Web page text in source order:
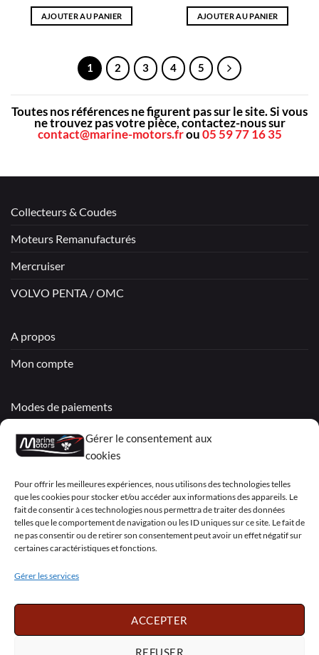
Gérer le consentement aux
cookies
Pour offrir les meilleures expériences, nous utilisons des technologies telles
que les cookies pour stocker et/ou accéder aux informations des appareils. Le
fait de consentir à ces technologies nous permettra de traiter des données
telles que le comportement de navigation ou les ID uniques sur ce site. Le fait de
ne pas consentir ou de retirer son consentement peut avoir un effet négatif sur
certaines caractéristiques et fonctions.
Gérer les services
ACCEPTER
REFUSER
AJOUTER AU PANIER AJOUTER AU PANIER
1 2 3 4 5
Toutes nos références ne figurent pas sur le site.Si vous
ne trouvez pas votre pièce, contactez-nous sur
contact@marine-motors.frou05 59 77 16 35
Collecteurs & Coudes
Moteurs Remanufacturés
Mercruiser
VOLVO PENTA / OMC
A propos
Mon compte
Modes de paiements
Livraisons & Retours
Politique de confidentialité
Mentions légales
Conditions générales de vente – Garantie
Déclaration de confidentialité (UE)